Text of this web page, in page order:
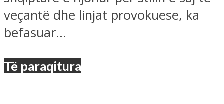
veçantë dhe linjat provokuese, ka
befasuar...
Të paraqitura